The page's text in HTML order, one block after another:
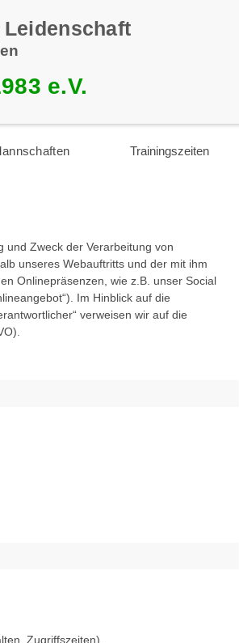
e.V.
Trainingszeiten
und Zweck der Verarbeitung von
unseres Webauftritts und der mit ihm
Onlinepräsenzen, wie z.B. unser Social
Im Hinblick auf die
verweisen wir auf die
Zugriffszeiten).